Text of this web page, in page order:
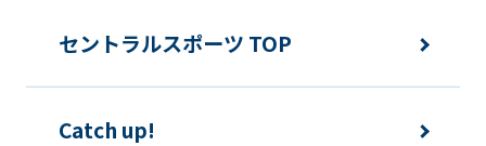
セントラルスポーツ TOP
Catch up!